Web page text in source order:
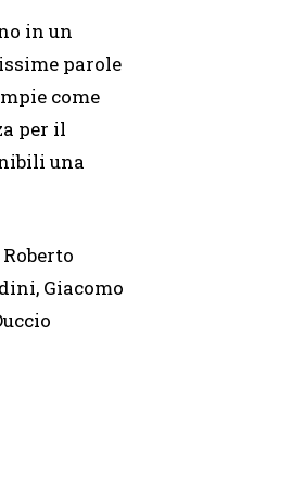
in un
parole
come
per il
una
Giacomo